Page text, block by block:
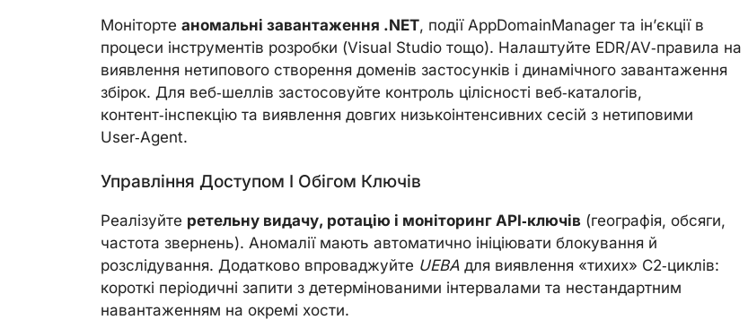
Моніторте аномальні завантаження .NET, події AppDomainManager та ін’єкції в
процеси інструментів розробки (Visual Studio тощо). Налаштуйте EDR/AV‑правила на
виявлення нетипового створення доменів застосунків і динамічного завантаження
збірок. Для веб‑шеллів застосовуйте контроль цілісності веб‑каталогів,
контент‑інспекцію та виявлення довгих низькоінтенсивних сесій з нетиповими
User‑Agent.
Управління Доступом І Обігом Ключів
Реалізуйте ретельну видачу, ротацію і моніторинг API‑ключів (географія, обсяги,
частота звернень). Аномалії мають автоматично ініціювати блокування й
розслідування. Додатково впроваджуйте UEBA для виявлення «тихих» C2‑циклів:
короткі періодичні запити з детермінованими інтервалами та нестандартним
навантаженням на окремі хости.